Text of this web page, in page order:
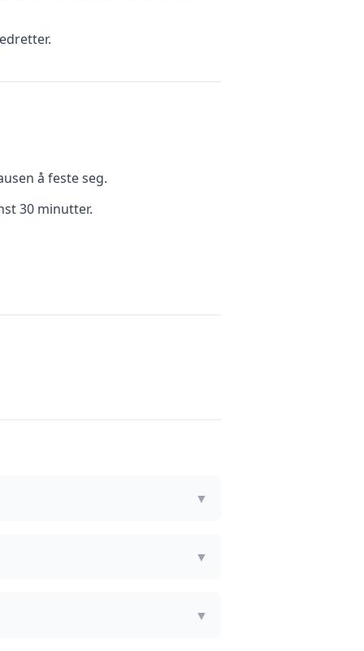
å feste seg.
30 minutter.
▼
▼
▼